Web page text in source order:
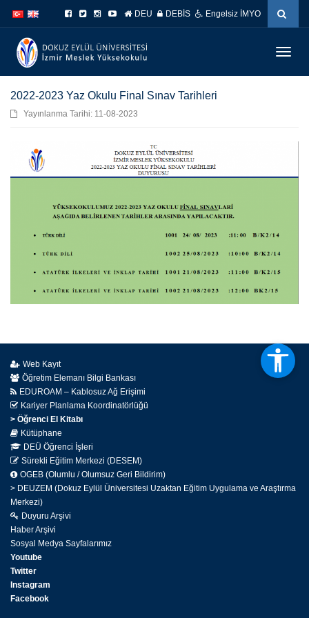
atla
atla
DEU DEBİS Engelsiz İMYO
2022-2023 Yaz Okulu Final Sınav Tarihleri
Yayınlanma Tarihi: 11-08-2023
Web Kayıt
Öğretim Elemanı Bilgi Bankası
EDUROAM – Kablosuz Ağ Erişimi
Kariyer Planlama Koordinatörlüğü
> Öğrenci El Kitabı
Kütüphane
DEÜ Öğrenci İşleri
Sürekli Eğitim Merkezi (DESEM)
OGEB (Olumlu / Olumsuz Geri Bildirim)
> DEUZEM (Dokuz Eylül Üniversitesi Uzaktan Eğitim Uygulama ve Araştırma
Merkezi)
Duyuru Arşivi
Haber Arşivi
Sosyal Medya Sayfalarımız
Youtube
Twitter
Instagram
Facebook